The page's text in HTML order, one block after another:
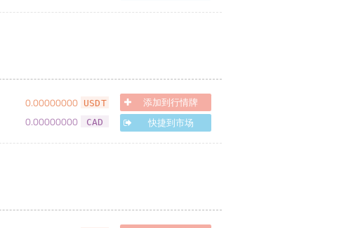
0.00000000 USDT
0.00000000 CAD
添加到行情牌
快捷到市场